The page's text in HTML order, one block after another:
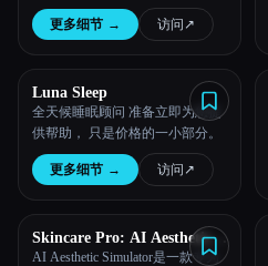
更多细节 → 访问 ↗︎
Luna Sleep
全天候睡眠顾问 准备立即为您提
供帮助， 只是价格的一小部分。
更多细节 → 访问 ↗︎
Skincare Pro: AI Aesthetic
Simulator
AI Aesthetic Simulator是一款专为